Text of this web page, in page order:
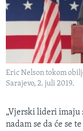
MAGAZIN
O GLASU AMERIKE
Learning English
PRATITE NAS
Jezici
Eric Nelson tokom
Sarajevo, 2. juli 2019.
„Vjerski lideri imaju
nadam se da će se